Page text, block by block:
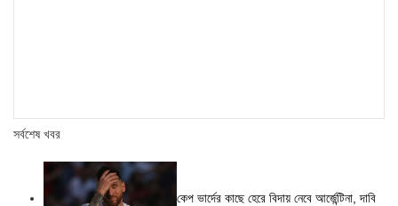
সর্বশেষ খবর
কেপ ভার্দের কাছে হেরে বিদায় নেবে আর্জেন্টিনা, দাবি